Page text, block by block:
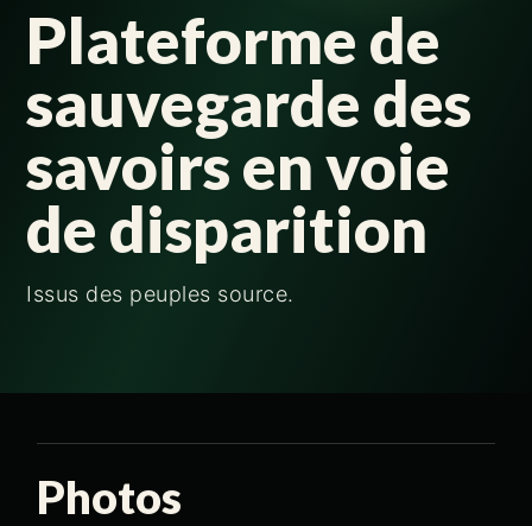
Plateforme de
sauvegarde des
savoirs en voie
de disparition
Issus des peuples source.
Photos